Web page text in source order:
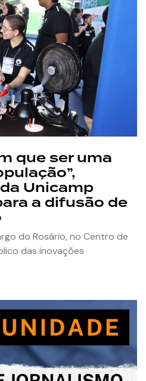
que ser uma
Unicamp
a difusão de
do Rosário, no Centro de
das inovações